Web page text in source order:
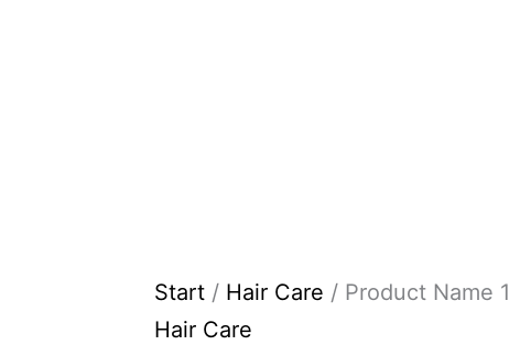
Start / Hair Care / Product Name 1
Hair Care